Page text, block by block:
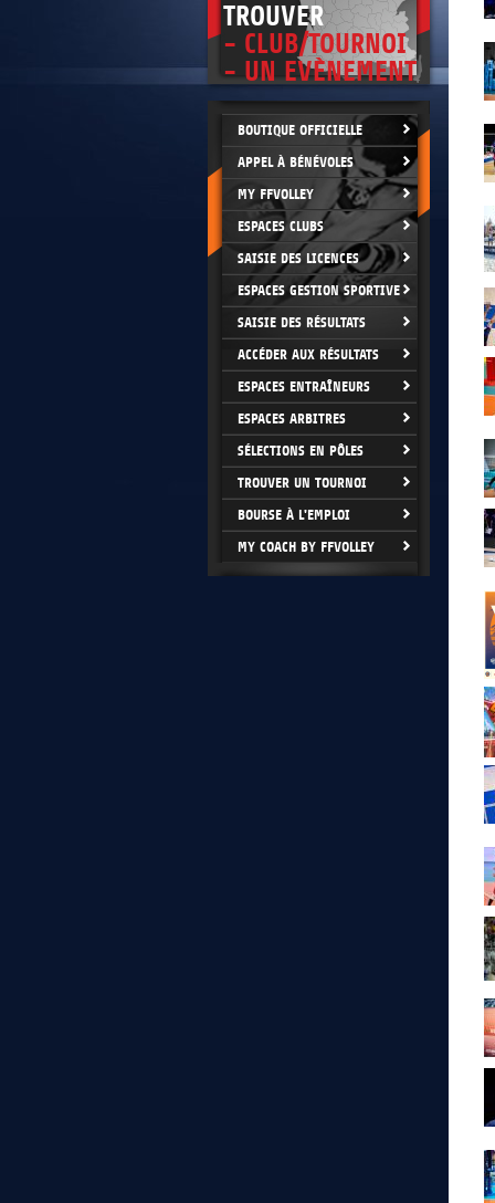
TROUVER
- CLUB/TOURNOI
- UN EVÈNEMENT
BOUTIQUE OFFICIELLE
APPEL À BÉNÉVOLES
MY FFVOLLEY
ESPACES CLUBS
SAISIE DES LICENCES
ESPACES GESTION SPORTIVE
SAISIE DES RÉSULTATS
ACCÉDER AUX RÉSULTATS
ESPACES ENTRAÎNEURS
ESPACES ARBITRES
SÉLECTIONS EN PÔLES
TROUVER UN TOURNOI
BOURSE À L'EMPLOI
MY COACH BY FFVOLLEY